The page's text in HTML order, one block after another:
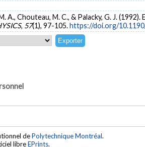
A., Chouteau, M. C., & Palacky, G. J.
, 57(1), 97-105.https://doi.org/
dePolytechnique Montréal.
libreEPrints.